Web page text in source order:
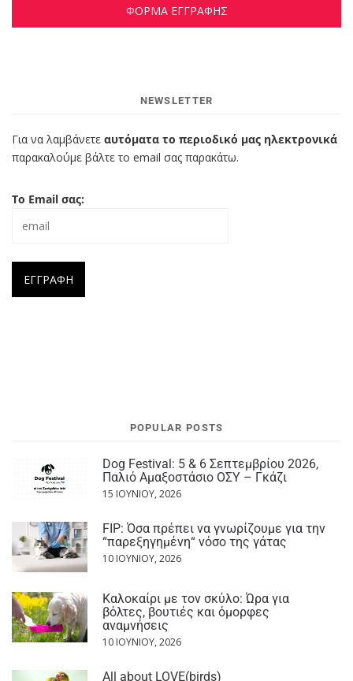
ΦΟΡΜΑ ΕΓΓΡΑΦΗΣ
NEWSLETTER
Για να λαμβάνετε αυτόματα το περιοδικό μας ηλεκτρονικά
παρακαλούμε βάλτε το email σας παρακάτω.
Το Email σας:
POPULAR POSTS
Dog Festival: 5 & 6 Σεπτεμβρίου 2026,
Παλιό Αμαξοστάσιο ΟΣΥ – Γκάζι
15 ΙΟΥΝΊΟΥ, 2026
FIP: Όσα πρέπει να γνωρίζουμε για την
“παρεξηγημένη“ νόσο της γάτας
10 ΙΟΥΝΊΟΥ, 2026
Καλοκαίρι με τον σκύλο: Ώρα για
βόλτες, βουτιές και όμορφες
αναμνήσεις
10 ΙΟΥΝΊΟΥ, 2026
All about LOVE(birds)